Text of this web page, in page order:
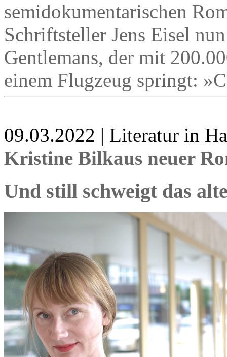
semidokumentarischen
Schriftsteller Jens Eisel
Gentlemans, der mit
einem Flugzeug springt:
09.03.2022 | Literatur in
Kristine Bilkaus neuer
Und still schweigt das